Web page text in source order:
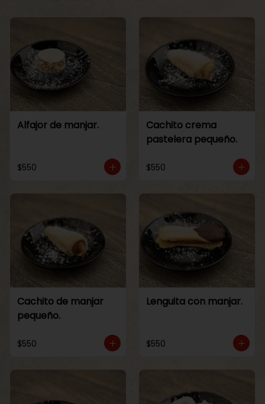
Alfajor de manjar.
$550
Cachito crema
pastelera pequeño.
$550
Cachito de manjar
pequeño.
$550
Lenguita con manjar.
$550